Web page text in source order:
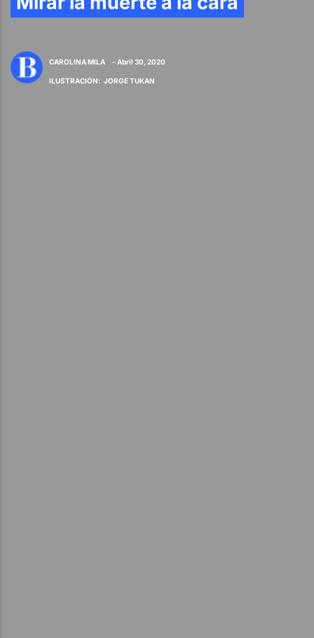
CAROLINA MILA - Abril 30, 2020
ILUSTRACIÓN: JORGE TUKAN